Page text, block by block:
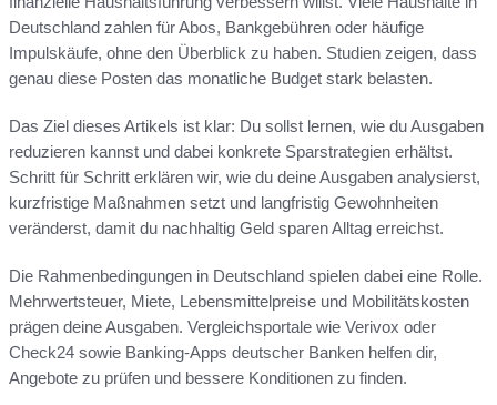
Deutschland zahlen für Abos, Bankgebühren oder häufige
Impulskäufe, ohne den Überblick zu haben. Studien zeigen, dass
genau diese Posten das monatliche Budget stark belasten.
Das Ziel dieses Artikels ist klar: Du sollst lernen, wie du Ausgaben
reduzieren kannst und dabei konkrete Sparstrategien erhältst.
Schritt für Schritt erklären wir, wie du deine Ausgaben analysierst,
kurzfristige Maßnahmen setzt und langfristig Gewohnheiten
veränderst, damit du nachhaltig Geld sparen Alltag erreichst.
Die Rahmenbedingungen in Deutschland spielen dabei eine Rolle.
Mehrwertsteuer, Miete, Lebensmittelpreise und Mobilitätskosten
prägen deine Ausgaben. Vergleichsportale wie Verivox oder
Check24 sowie Banking-Apps deutscher Banken helfen dir,
Angebote zu prüfen und bessere Konditionen zu finden.